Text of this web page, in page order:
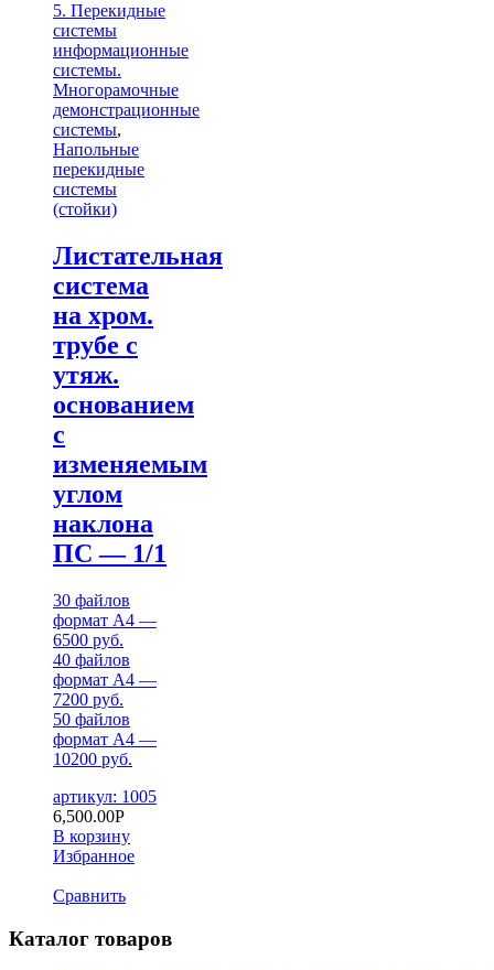
5. Перекидные
системы
информационные
системы.
Многорамочные
демонстрационные
системы,
Напольные
перекидные
системы
(стойки)
Листательная
система
на хром.
трубе с
утяж.
основанием
с
изменяемым
углом
наклона
ПС — 1/1
30 файлов
формат А4 —
6500 руб.
40 файлов
формат А4 —
7200 руб.
50 файлов
формат А4 —
10200 руб.
артикул: 1005
6,500.00Р
В корзину
Избранное
Сравнить
Каталог товаров